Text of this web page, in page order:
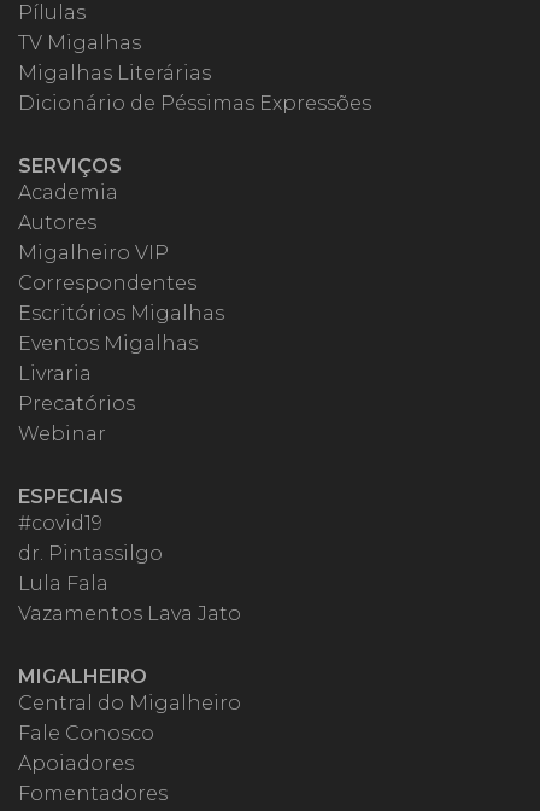
Pílulas
TV Migalhas
Migalhas Literárias
Dicionário de Péssimas Expressões
SERVIÇOS
Academia
Autores
Migalheiro VIP
Correspondentes
Escritórios Migalhas
Eventos Migalhas
Livraria
Precatórios
Webinar
ESPECIAIS
#covid19
dr. Pintassilgo
Lula Fala
Vazamentos Lava Jato
MIGALHEIRO
Central do Migalheiro
Fale Conosco
Apoiadores
Fomentadores